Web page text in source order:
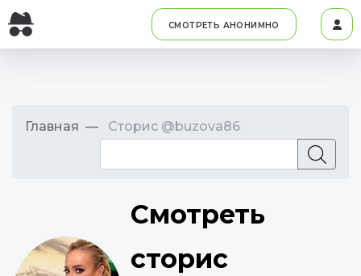
СМОТРЕТЬ АНОНИМНО
Главная Сторис @buzova86
Смотреть
сторис